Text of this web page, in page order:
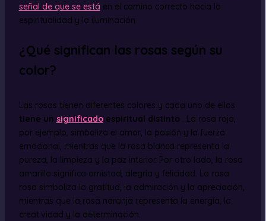
señal de que se está en el camino correcto hacia la
espiritualidad y la iluminación.
¿Qué significan las rosas según su
color?
Las rosas tienen diferentes colores y cada uno de ellos
tiene un significadoespiritual distinto . La rosa roja,
por ejemplo, simboliza el amor, la pasión y la fuerza
emocional, mientras que la rosa blanca representa la
pureza, la limpieza y la paz interior. Por otro lado, la rosa
amarilla significa amistad, alegría y felicidad. La rosa
rosa simboliza la gratitud, la admiración y la apreciación,
mientras que la rosa naranja representa la energía, la
creatividad y la determinación.